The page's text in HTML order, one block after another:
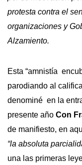
protesta contra el
organizaciones y
Alzamiento.
Esta “amnistía
parodiando al
denominé en la
presente año Con
de manifiesto, en
“la absoluta
una las primeras